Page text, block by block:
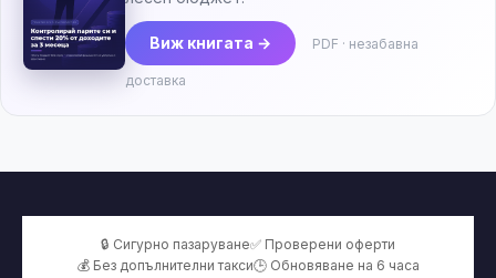
Виж книгата → PDF · незабавна
доставка
🔒 Сигурно пазаруване✅ Проверени оферти
💰 Без допълнителни такси🕒 Обновяване на 6 часа